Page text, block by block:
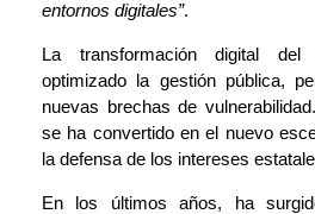
entornos digitales”.
La transformación digital
optimizado la gestión pública,
nuevas brechas de
se ha convertido en el nuevo
la defensa de los intereses
En los últimos años, ha